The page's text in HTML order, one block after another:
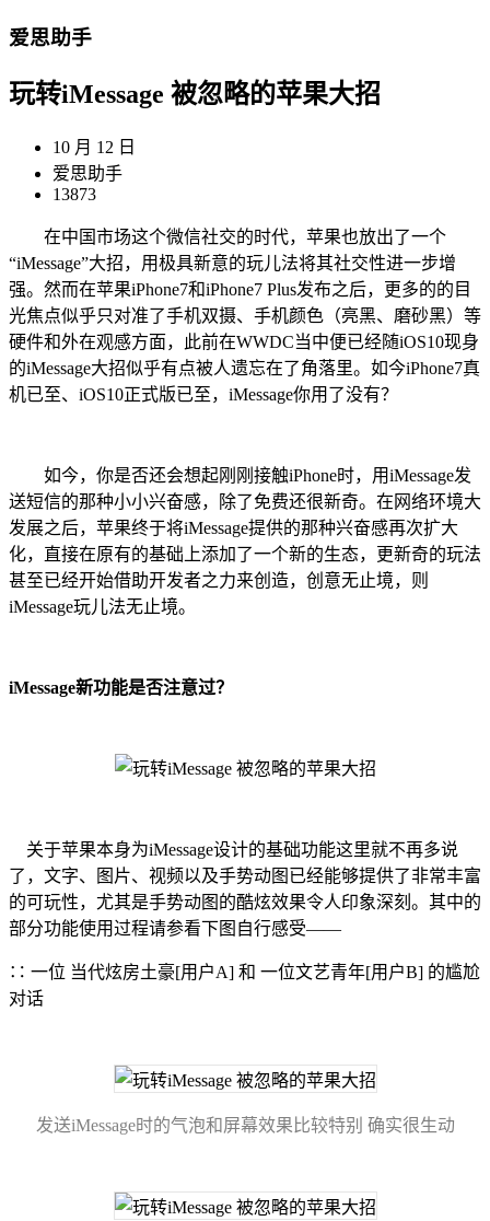
爱思助手
玩转iMessage 被忽略的苹果大招
10 月 12 日
爱思助手
13873
在中国市场这个微信社交的时代，苹果也放出了一个
“iMessage”大招，用极具新意的玩儿法将其社交性进一步增
强。然而在苹果iPhone7和iPhone7 Plus发布之后，更多的的目
光焦点似乎只对准了手机双摄、手机颜色（亮黑、磨砂黑）等
硬件和外在观感方面，此前在WWDC当中便已经随iOS10现身
的iMessage大招似乎有点被人遗忘在了角落里。如今iPhone7真
机已至、iOS10正式版已至，iMessage你用了没有？
如今，你是否还会想起刚刚接触iPhone时，用iMessage发
送短信的那种小小兴奋感，除了免费还很新奇。在网络环境大
发展之后，苹果终于将iMessage提供的那种兴奋感再次扩大
化，直接在原有的基础上添加了一个新的生态，更新奇的玩法
甚至已经开始借助开发者之力来创造，创意无止境，则
iMessage玩儿法无止境。
iMessage新功能是否注意过？
关于苹果本身为iMessage设计的基础功能这里就不再多说
了，文字、图片、视频以及手势动图已经能够提供了非常丰富
的可玩性，尤其是手势动图的酷炫效果令人印象深刻。其中的
部分功能使用过程请参看下图自行感受——
∷ 一位 当代炫房土豪[用户A] 和 一位文艺青年[用户B] 的尴尬
对话
发送iMessage时的气泡和屏幕效果比较特别 确实很生动